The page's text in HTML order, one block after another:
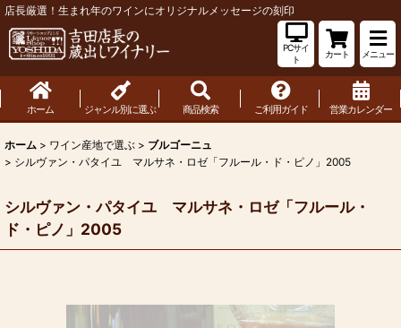
店長厳選！生まれ年のワインにオリジナルメッセージの刻印
PCサイ
ト
カート メニュー
ホーム ジャンル別に選ぶ 商品検索 ご利用ガイド 営業カレンダー
ホーム > ワイン産地で選ぶ > ブルゴーニュ
> シルヴァン・パタイユ マルサネ・ロゼ「フルール・ド・ピノ」2005
シルヴァン・パタイユ マルサネ・ロゼ「フルール・
ド・ピノ」2005